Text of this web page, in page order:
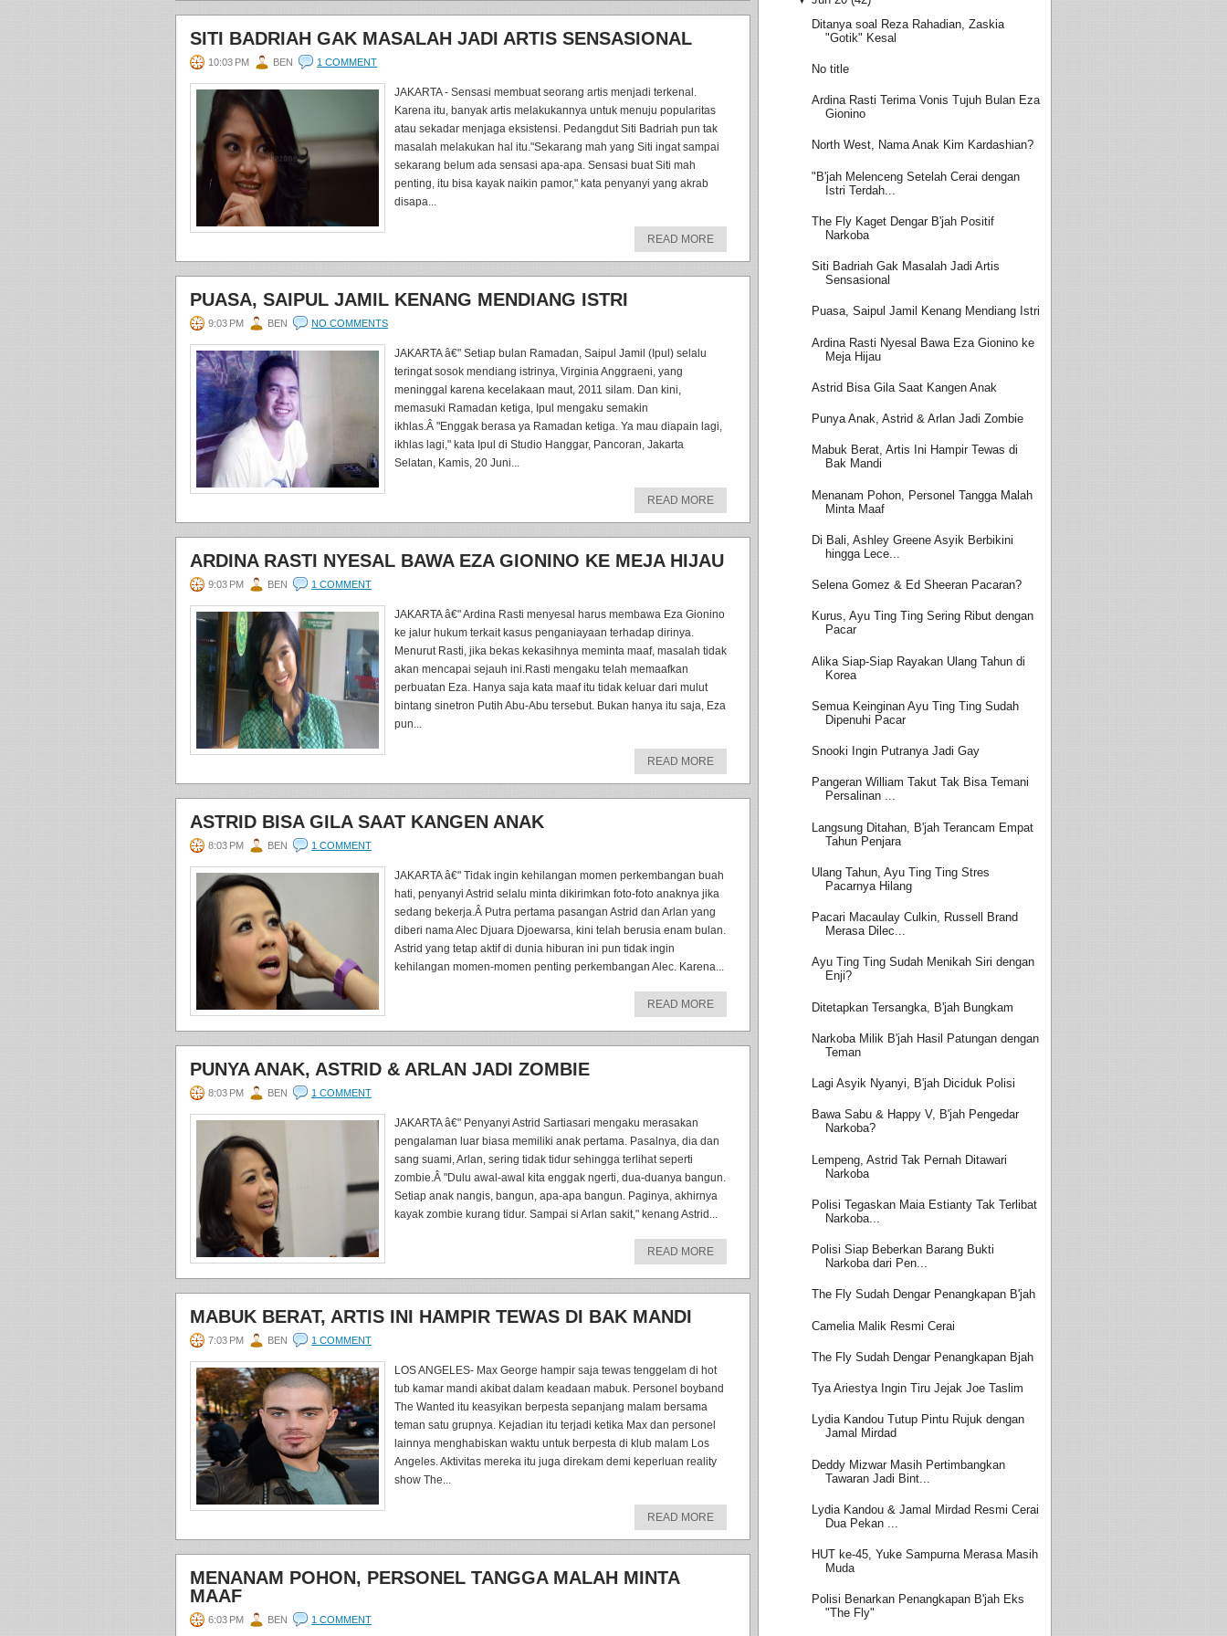
SITI BADRIAH GAK MASALAH JADI ARTIS SENSASIONAL
10:03 PM BEN 1 COMMENT
JAKARTA - Sensasi membuat seorang artis menjadi terkenal.
Karena itu, banyak artis melakukannya untuk menuju popularitas
atau sekadar menjaga eksistensi. Pedangdut Siti Badriah pun tak
masalah melakukan hal itu."Sekarang mah yang Siti ingat sampai
sekarang belum ada sensasi apa-apa. Sensasi buat Siti mah
penting, itu bisa kayak naikin pamor," kata penyanyi yang akrab
disapa...
READ MORE
PUASA, SAIPUL JAMIL KENANG MENDIANG ISTRI
9:03 PM BEN NO COMMENTS
JAKARTA â€" Setiap bulan Ramadan, Saipul Jamil (Ipul) selalu
teringat sosok mendiang istrinya, Virginia Anggraeni, yang
meninggal karena kecelakaan maut, 2011 silam. Dan kini,
memasuki Ramadan ketiga, Ipul mengaku semakin
ikhlas.Â "Enggak berasa ya Ramadan ketiga. Ya mau diapain lagi,
ikhlas lagi," kata Ipul di Studio Hanggar, Pancoran, Jakarta
Selatan, Kamis, 20 Juni...
READ MORE
ARDINA RASTI NYESAL BAWA EZA GIONINO KE MEJA HIJAU
9:03 PM BEN 1 COMMENT
JAKARTA â€" Ardina Rasti menyesal harus membawa Eza Gionino
ke jalur hukum terkait kasus penganiayaan terhadap dirinya.
Menurut Rasti, jika bekas kekasihnya meminta maaf, masalah tidak
akan mencapai sejauh ini.Rasti mengaku telah memaafkan
perbuatan Eza. Hanya saja kata maaf itu tidak keluar dari mulut
bintang sinetron Putih Abu-Abu tersebut. Bukan hanya itu saja, Eza
pun...
READ MORE
ASTRID BISA GILA SAAT KANGEN ANAK
8:03 PM BEN 1 COMMENT
JAKARTA â€" Tidak ingin kehilangan momen perkembangan buah
hati, penyanyi Astrid selalu minta dikirimkan foto-foto anaknya jika
sedang bekerja.Â Putra pertama pasangan Astrid dan Arlan yang
diberi nama Alec Djuara Djoewarsa, kini telah berusia enam bulan.
Astrid yang tetap aktif di dunia hiburan ini pun tidak ingin
kehilangan momen-momen penting perkembangan Alec. Karena...
READ MORE
PUNYA ANAK, ASTRID & ARLAN JADI ZOMBIE
8:03 PM BEN 1 COMMENT
JAKARTA â€" Penyanyi Astrid Sartiasari mengaku merasakan
pengalaman luar biasa memiliki anak pertama. Pasalnya, dia dan
sang suami, Arlan, sering tidak tidur sehingga terlihat seperti
zombie.Â "Dulu awal-awal kita enggak ngerti, dua-duanya bangun.
Setiap anak nangis, bangun, apa-apa bangun. Paginya, akhirnya
kayak zombie kurang tidur. Sampai si Arlan sakit," kenang Astrid...
READ MORE
MABUK BERAT, ARTIS INI HAMPIR TEWAS DI BAK MANDI
7:03 PM BEN 1 COMMENT
LOS ANGELES- Max George hampir saja tewas tenggelam di hot
tub kamar mandi akibat dalam keadaan mabuk. Personel boyband
The Wanted itu keasyikan berpesta sepanjang malam bersama
teman satu grupnya. Kejadian itu terjadi ketika Max dan personel
lainnya menghabiskan waktu untuk berpesta di klub malam Los
Angeles. Aktivitas mereka itu juga direkam demi keperluan reality
show The...
READ MORE
MENANAM POHON, PERSONEL TANGGA MALAH MINTA
MAAF
6:03 PM BEN 1 COMMENT
Ditanya soal Reza Rahadian, Zaskia
"Gotik" Kesal
No title
Ardina Rasti Terima Vonis Tujuh Bulan Eza
Gionino
North West, Nama Anak Kim Kardashian?
"B'jah Melenceng Setelah Cerai dengan
Istri Terdah...
The Fly Kaget Dengar B'jah Positif
Narkoba
Siti Badriah Gak Masalah Jadi Artis
Sensasional
Puasa, Saipul Jamil Kenang Mendiang Istri
Ardina Rasti Nyesal Bawa Eza Gionino ke
Meja Hijau
Astrid Bisa Gila Saat Kangen Anak
Punya Anak, Astrid & Arlan Jadi Zombie
Mabuk Berat, Artis Ini Hampir Tewas di
Bak Mandi
Menanam Pohon, Personel Tangga Malah
Minta Maaf
Di Bali, Ashley Greene Asyik Berbikini
hingga Lece...
Selena Gomez & Ed Sheeran Pacaran?
Kurus, Ayu Ting Ting Sering Ribut dengan
Pacar
Alika Siap-Siap Rayakan Ulang Tahun di
Korea
Semua Keinginan Ayu Ting Ting Sudah
Dipenuhi Pacar
Snooki Ingin Putranya Jadi Gay
Pangeran William Takut Tak Bisa Temani
Persalinan ...
Langsung Ditahan, B'jah Terancam Empat
Tahun Penjara
Ulang Tahun, Ayu Ting Ting Stres
Pacarnya Hilang
Pacari Macaulay Culkin, Russell Brand
Merasa Dilec...
Ayu Ting Ting Sudah Menikah Siri dengan
Enji?
Ditetapkan Tersangka, B'jah Bungkam
Narkoba Milik B'jah Hasil Patungan dengan
Teman
Lagi Asyik Nyanyi, B'jah Diciduk Polisi
Bawa Sabu & Happy V, B'jah Pengedar
Narkoba?
Lempeng, Astrid Tak Pernah Ditawari
Narkoba
Polisi Tegaskan Maia Estianty Tak Terlibat
Narkoba...
Polisi Siap Beberkan Barang Bukti
Narkoba dari Pen...
The Fly Sudah Dengar Penangkapan B'jah
Camelia Malik Resmi Cerai
The Fly Sudah Dengar Penangkapan Bjah
Tya Ariestya Ingin Tiru Jejak Joe Taslim
Lydia Kandou Tutup Pintu Rujuk dengan
Jamal Mirdad
Deddy Mizwar Masih Pertimbangkan
Tawaran Jadi Bint...
Lydia Kandou & Jamal Mirdad Resmi Cerai
Dua Pekan ...
HUT ke-45, Yuke Sampurna Merasa Masih
Muda
Polisi Benarkan Penangkapan B'jah Eks
"The Fly"